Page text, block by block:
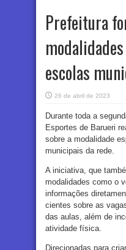
Prefeitura
escolas
26 de abril de 2023
Durante toda a
Esportes de Barueri
sobre a modalidade
municipais da rede.
A iniciativa, que
modalidades como o
informações
cientes sobre as
das aulas, além de
atividade física.
Direcionadas para